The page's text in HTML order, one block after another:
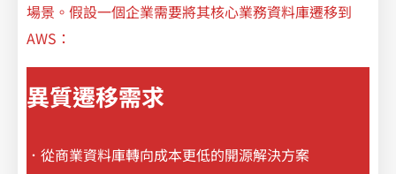
場景。假設一個企業需要將其核心業務資料庫遷移到
AWS：
異質遷移需求
．從商業資料庫轉向成本更低的開源解決方案